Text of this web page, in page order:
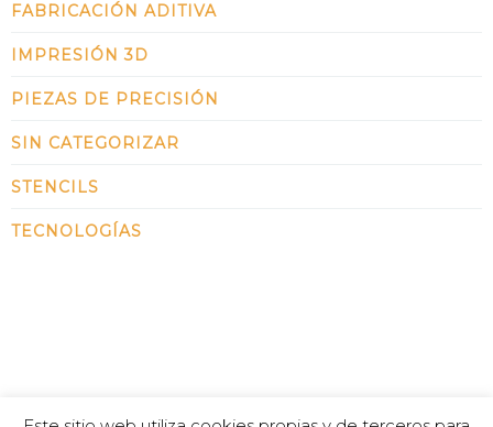
FABRICACIÓN ADITIVA
IMPRESIÓN 3D
PIEZAS DE PRECISIÓN
SIN CATEGORIZAR
STENCILS
TECNOLOGÍAS